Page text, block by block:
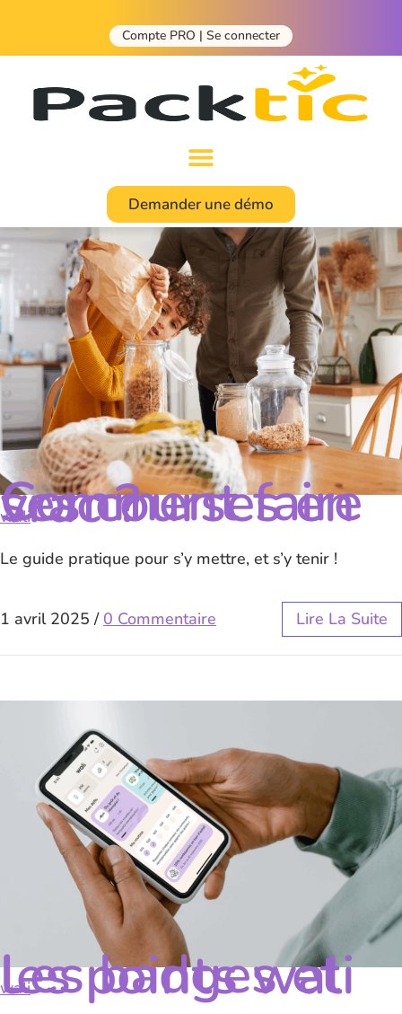
Compte PRO | Se connecter
Demander une démo
Comment faire ses courses en vrac ?
wali
Le guide pratique pour s’y mettre, et s’y tenir !
1 avril 2025 / 0 Commentaire Lire La Suite
Les badges et les points wali
wali